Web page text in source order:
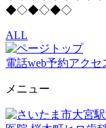
◆◇◆◇◆◇
ALL
電話web予約アクセ
メニュー